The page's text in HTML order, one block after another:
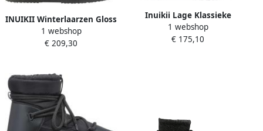
INUIKII Winterlaarzen Gloss
in zwart
1 webshop
€ 209,30
Inuikii Lage Klassieke
Winterlaarzen Black Dames
1 webshop
€ 175,10